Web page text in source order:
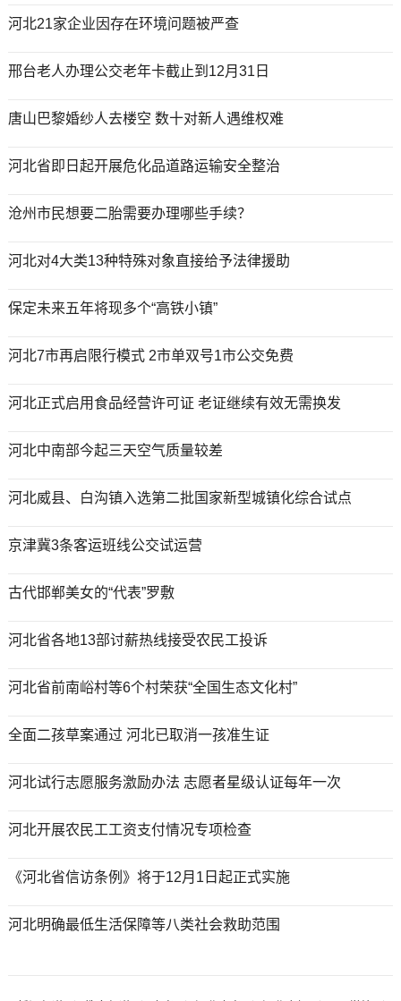
河北21家企业因存在环境问题被严查
邢台老人办理公交老年卡截止到12月31日
唐山巴黎婚纱人去楼空 数十对新人遇维权难
河北省即日起开展危化品道路运输安全整治
沧州市民想要二胎需要办理哪些手续？
河北对4大类13种特殊对象直接给予法律援助
保定未来五年将现多个“高铁小镇”
河北7市再启限行模式 2市单双号1市公交免费
河北正式启用食品经营许可证 老证继续有效无需换发
河北中南部今起三天空气质量较差
河北威县、白沟镇入选第二批国家新型城镇化综合试点
京津冀3条客运班线公交试运营
古代邯郸美女的“代表”罗敷
河北省各地13部讨薪热线接受农民工投诉
河北省前南峪村等6个村荣获“全国生态文化村”
全面二孩草案通过 河北已取消一孩准生证
河北试行志愿服务激励办法 志愿者星级认证每年一次
河北开展农民工工资支付情况专项检查
《河北省信访条例》将于12月1日起正式实施
河北明确最低生活保障等八类社会救助范围